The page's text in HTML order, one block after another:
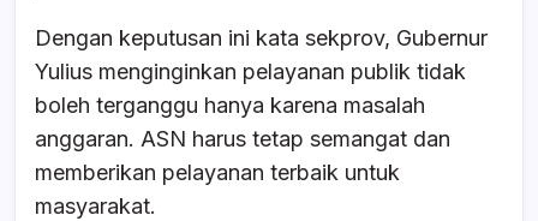
Dengan keputusan ini kata sekprov, Gubernur
Yulius menginginkan pelayanan publik tidak
boleh terganggu hanya karena masalah
anggaran. ASN harus tetap semangat dan
memberikan pelayanan terbaik untuk
masyarakat.